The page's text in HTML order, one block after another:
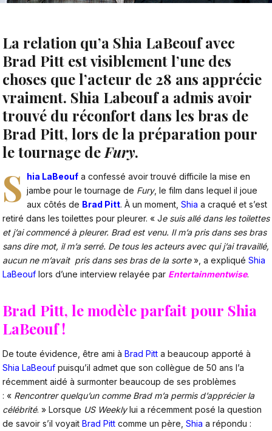
La relation qu’a Shia LaBeouf avec
Brad Pitt est visiblement l’une des
choses que l’acteur de 28 ans apprécie
vraiment. Shia Labeouf a admis avoir
trouvé du réconfort dans les bras de
Brad Pitt, lors de la préparation pour
le tournage de Fury.
S hia LaBeouf a confessé avoir trouvé difficile la mise en
jambe pour le tournage de Fury, le film dans lequel il joue
aux côtés de Brad Pitt. À un moment, Shia a craqué et s’est
retiré dans les toilettes pour pleurer. « Je suis allé dans les toilettes
et j’ai commencé à pleurer. Brad est venu. Il m’a pris dans ses bras
sans dire mot, il m’a serré. De tous les acteurs avec qui j’ai travaillé,
aucun ne m’avait pris dans ses bras de la sorte», a expliqué Shia
LaBeouf lors d’une interview relayée par Entertainmentwise.
Brad Pitt, le modèle parfait pour Shia
LaBeouf !
De toute évidence, être ami à Brad Pitt a beaucoup apporté à
Shia LaBeouf puisqu’il admet que son collègue de 50 ans l’a
récemment aidé à surmonter beaucoup de ses problèmes
: « Rencontrer quelqu’un comme Brad m’a permis d’apprécier la
célébrité. » Lorsque US Weeklylui a récemment posé la question
de savoir s’il voyait Brad Pitt comme un père, Shia a répondu :